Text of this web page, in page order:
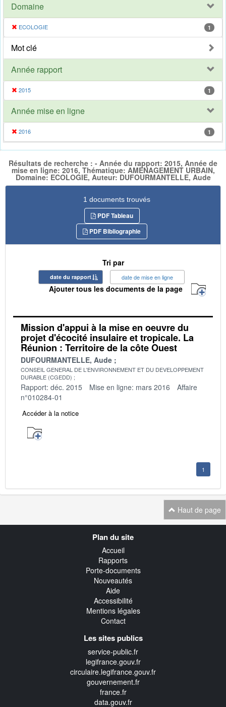
Domaine
ECOLOGIE 1
Mot clé
Année rapport
2015 1
Année mise en ligne
2016 1
Résultats de recherche : - Année du rapport: 2015, Année de
mise en ligne: 2016, Thématique: AMENAGEMENT URBAIN,
Domaine: ECOLOGIE, Auteur: DUFOURMANTELLE, Aude
1 documents trouvés
PDF Tableau
PDF Bibliographie
Tri par
date du rapport date de mise en ligne
Ajouter tous les documents de la page
Mission d'appui à la mise en oeuvre du
projet d'écocité insulaire et tropicale. La
Réunion : Territoire de la côte Ouest
DUFOURMANTELLE, Aude
CONSEIL GENERAL DE L'ENVIRONNEMENT ET DU DEVELOPPEMENT
DURABLE (CGEDD)
Rapport: déc. 2015 Mise en ligne: mars 2016
Affaire
n°010284-01
Accéder à la notice
1
Haut de page
Plan du site
Accueil
Rapports
Porte-documents
Nouveautés
Aide
Accessibilité
Mentions légales
Contact
Les sites publics
service-public.fr
legifrance.gouv.fr
circulaire.legifrance.gouv.fr
gouvernement.fr
france.fr
data.gouv.fr